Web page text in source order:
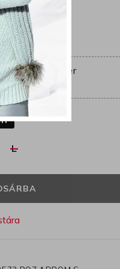
ajánlat véget ér
06:01:20
L